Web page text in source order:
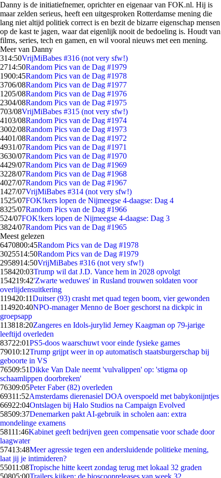
Danny is de initiatiefnemer, oprichter en eigenaar van FOK.nl. Hij is
maar zelden serieus, heeft een uitgesproken Rotterdamse mening die
lang niet altijd politiek correct is en bezit de bizarre eigenschap mensen
op de kast te jagen, waar dat eigenlijk nooit de bedoeling is. Houdt van
films, series, tech en gamen, en wil vooral nieuws met een mening.
Meer van Danny
314:50VrijMiBabes #316 (not very sfw!)
2714:50Random Pics van de Dag #1979
1900:45Random Pics van de Dag #1978
3706/08Random Pics van de Dag #1977
1205/08Random Pics van de Dag #1976
2304/08Random Pics van de Dag #1975
703/08VrijMiBabes #315 (not very sfw!)
4103/08Random Pics van de Dag #1974
3002/08Random Pics van de Dag #1973
4401/08Random Pics van de Dag #1972
4931/07Random Pics van de Dag #1971
3630/07Random Pics van de Dag #1970
4429/07Random Pics van de Dag #1969
3228/07Random Pics van de Dag #1968
4027/07Random Pics van de Dag #1967
1427/07VrijMiBabes #314 (not very sfw!)
1525/07FOK!kers lopen de Nijmeegse 4-daagse: Dag 4
8325/07Random Pics van de Dag #1966
524/07FOK!kers lopen de Nijmeegse 4-daagse: Dag 3
3824/07Random Pics van de Dag #1965
Meest gelezen
6470800:45Random Pics van de Dag #1978
3025514:50Random Pics van de Dag #1979
2958914:50VrijMiBabes #316 (not very sfw!)
158420:03Trump wil dat J.D. Vance hem in 2028 opvolgt
154219:42'Zwarte weduwes' in Rusland trouwen soldaten voor
overlijdensuitkering
119420:11Duitser (93) crasht met quad tegen boom, vier gewonden
114920:40NPO-manager Menno de Boer geschorst na dickpic in
groepsapp
113818:20Zangeres en Idols-jurylid Jerney Kaagman op 79-jarige
leeftijd overleden
83722:01PS5-doos waarschuwt voor einde fysieke games
79010:12Trump grijpt weer in op automatisch staatsburgerschap bij
geboorte in VS
76509:51Dikke Van Dale neemt 'vulvalippen' op: 'stigma op
schaamlippen doorbreken'
76309:05Peter Faber (82) overleden
69311:52Amsterdams dierenasiel DOA overspoeld met babykonijntjes
66922:04Ontslagen bij Halo Studios na Campaign Evolved
58509:37Denemarken pakt AI-gebruik in scholen aan: extra
mondelinge examens
58111:46Kabinet geeft bedrijven geen compensatie voor schade door
laagwater
57413:48Meer agressie tegen een andersluidende politieke mening,
laat jij je intimideren?
55011:08Tropische hitte keert zondag terug met lokaal 32 graden
50805:00Trailers kijken: de bioscoopreleases van week 32